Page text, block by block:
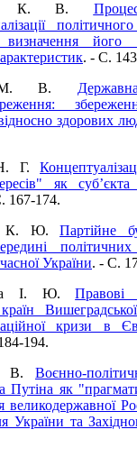
К. В.
визначення його
. - C.
М. В.
здорових
Н. Г.
як суб’єкта
167-174.
К. Ю.Партійне
України. - C.
І. Ю.Правові
країн
кризи в
194.
В. Воєнно-
Путіна як
великодержавної
України та